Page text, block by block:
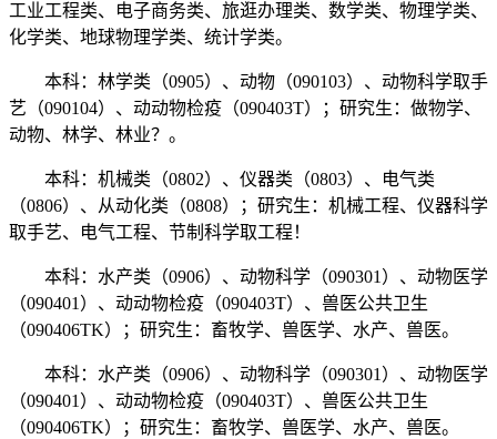
工业工程类、电子商务类、旅逛办理类、数学类、物理学类、
化学类、地球物理学类、统计学类。
本科：林学类（0905）、动物（090103）、动物科学取手
艺（090104）、动动物检疫（090403T）；研究生：做物学、
动物、林学、林业？。
本科：机械类（0802）、仪器类（0803）、电气类
（0806）、从动化类（0808）；研究生：机械工程、仪器科学
取手艺、电气工程、节制科学取工程！
本科：水产类（0906）、动物科学（090301）、动物医学
（090401）、动动物检疫（090403T）、兽医公共卫生
（090406TK）；研究生：畜牧学、兽医学、水产、兽医。
本科：水产类（0906）、动物科学（090301）、动物医学
（090401）、动动物检疫（090403T）、兽医公共卫生
（090406TK）；研究生：畜牧学、兽医学、水产、兽医。